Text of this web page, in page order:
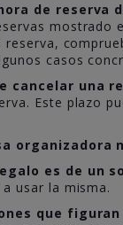
de reserva
mostrado
reserva,
casos
cancelar una
Este plazo
organizadora
es de un
usar la misma.
que